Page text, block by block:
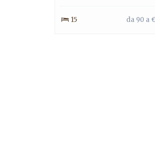
15 da 90 a